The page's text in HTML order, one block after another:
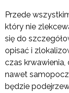
Przede
który nie
się do
opisać i
czas
nawet
będzie